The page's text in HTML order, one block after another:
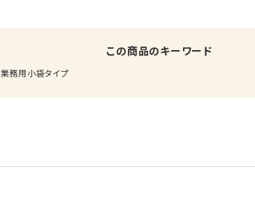
この商品のキーワード
業務用小袋タイプ